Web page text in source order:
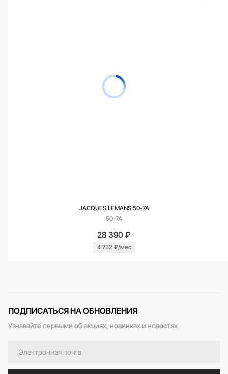
JACQUES LEMANS 50-7A
50-7A
28 390 ₽
4 732 ₽/мес
ПОДПИСАТЬСЯ НА ОБНОВЛЕНИЯ
Узнавайте первыми об акциях, новинках и новостях